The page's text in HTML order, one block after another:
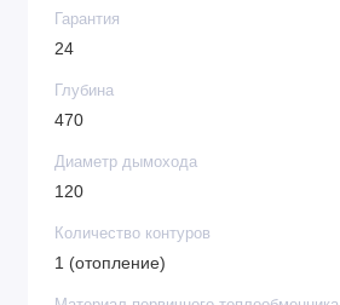
Гарантия
24
Глубина
470
Диаметр дымохода
120
Количество контуров
1 (отопление)